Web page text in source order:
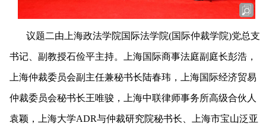
议题二由上海政法学院国际法学院(国际仲裁学院)党总支
书记、副教授石俭平主持。上海国际商事法庭副庭长彭浩，
上海仲裁委员会副主任兼秘书长陆春玮，上海国际经济贸易
仲裁委员会秘书长王唯骏，上海中联律师事务所高级合伙人
袁颖，上海大学ADR与仲裁研究院秘书长、上海市宝山泛亚